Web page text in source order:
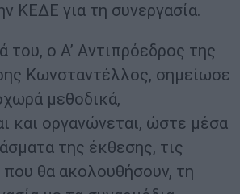
ΚΕΔΕ για τη συνεργασία.
του, ο Α’ Αντιπρόεδρος της
Κωνσταντέλλος, σημείωσε
μεθοδικά,
και οργανώνεται, ώστε μέσα
της έκθεσης, τις
θα ακολουθήσουν, τη